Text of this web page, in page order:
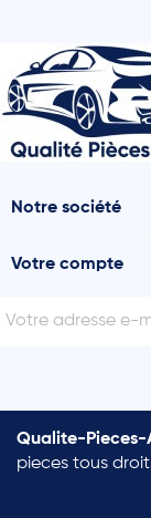
Notre société
Votre compte
Qualite-Pieces-
pieces tous